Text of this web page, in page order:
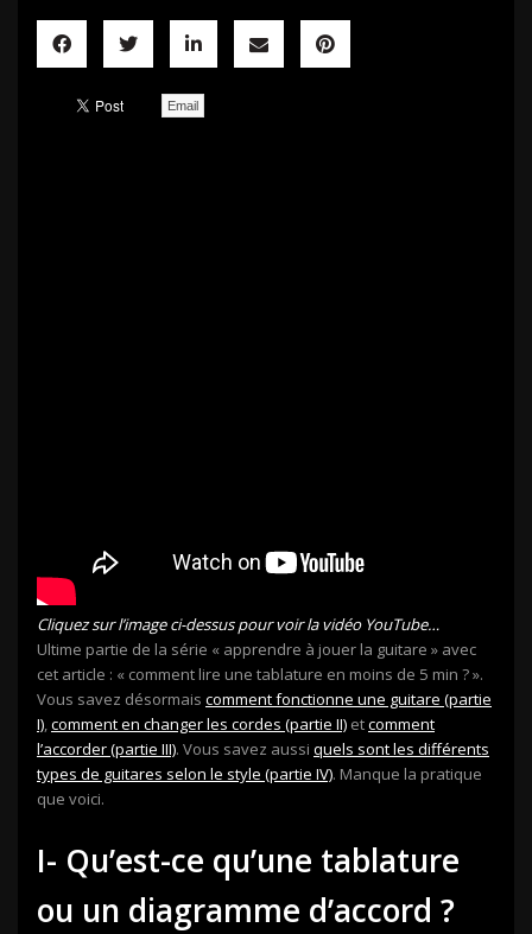
Email
Cliquez sur l’image ci-dessus pour voir la vidéo YouTube…
Ultime partie de la série « apprendre à jouer la guitare » avec
cet article : « comment lire une tablature en moins de 5 min ? ».
Vous savez désormais comment fonctionne une guitare (partie
I),comment en changer les cordes (partie II) etcomment
l’accorder (partie III). Vous savez aussi quels sont les différents
types de guitares selon le style (partie IV). Manque la pratique
que voici.
I- Qu’est-ce qu’une tablature
ou un diagramme d’accord ?